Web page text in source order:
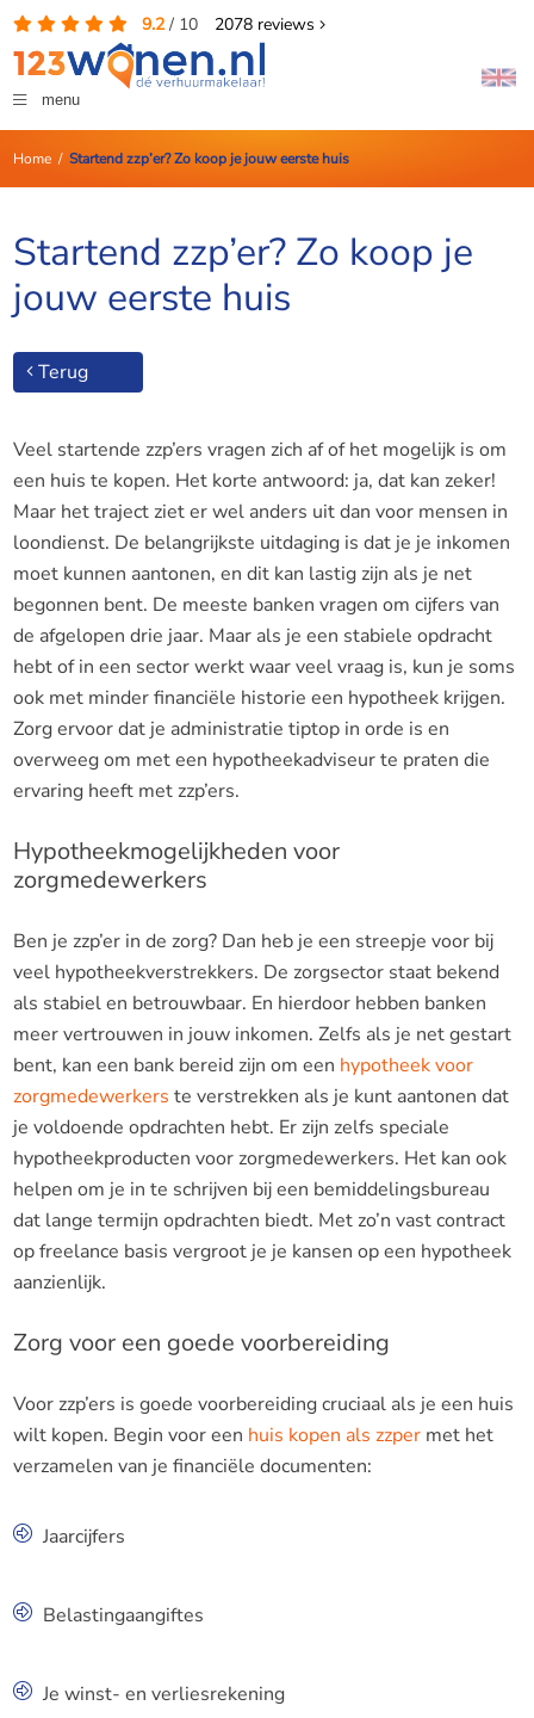
9.2/ 10 2078reviews
menu
Home/ Startend zzp’er? Zo koop je jouw eerste huis
Startend zzp’er? Zo koop je
jouw eerste huis
Terug
Veel startende zzp’ers vragen zich af of het mogelijk is om
een huis te kopen. Het korte antwoord: ja, dat kan zeker!
Maar het traject ziet er wel anders uit dan voor mensen in
loondienst. De belangrijkste uitdaging is dat je je inkomen
moet kunnen aantonen, en dit kan lastig zijn als je net
begonnen bent. De meeste banken vragen om cijfers van
de afgelopen drie jaar. Maar als je een stabiele opdracht
hebt of in een sector werkt waar veel vraag is, kun je soms
ook met minder financiële historie een hypotheek krijgen.
Zorg ervoor dat je administratie tiptop in orde is en
overweeg om met een hypotheekadviseur te praten die
ervaring heeft met zzp’ers.
Hypotheekmogelijkheden voor
zorgmedewerkers
Ben je zzp’er in de zorg? Dan heb je een streepje voor bij
veel hypotheekverstrekkers. De zorgsector staat bekend
als stabiel en betrouwbaar. En hierdoor hebben banken
meer vertrouwen in jouw inkomen. Zelfs als je net gestart
bent, kan een bank bereid zijn om een hypotheek voor
zorgmedewerkers te verstrekken als je kunt aantonen dat
je voldoende opdrachten hebt. Er zijn zelfs speciale
hypotheekproducten voor zorgmedewerkers. Het kan ook
helpen om je in te schrijven bij een bemiddelingsbureau
dat lange termijn opdrachten biedt. Met zo’n vast contract
op freelance basis vergroot je je kansen op een hypotheek
aanzienlijk.
Zorg voor een goede voorbereiding
Voor zzp’ers is goede voorbereiding cruciaal als je een huis
wilt kopen. Begin voor een huis kopen als zzpermet het
verzamelen van je financiële documenten:
Jaarcijfers
Belastingaangiftes
Je winst- en verliesrekening